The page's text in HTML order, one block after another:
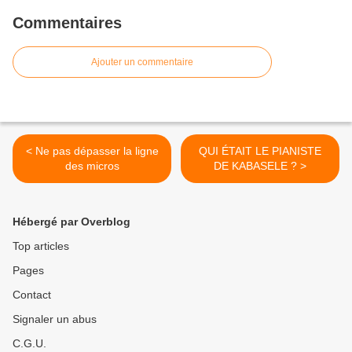
Commentaires
Ajouter un commentaire
< Ne pas dépasser la ligne
des micros
QUI ÉTAIT LE PIANISTE
DE KABASELE ? >
Hébergé par Overblog
Top articles
Pages
Contact
Signaler un abus
C.G.U.